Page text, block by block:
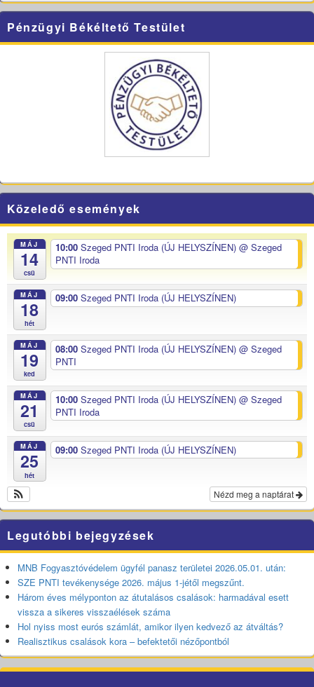
Pénzügyi Békéltető Testület
Közeledő események
MÁJ
14
csü
10:00 Szeged PNTI Iroda (ÚJ HELYSZÍNEN) @ Szeged
PNTI Iroda
MÁJ
18
hét
09:00 Szeged PNTI Iroda (ÚJ HELYSZÍNEN)
MÁJ
19
ked
08:00 Szeged PNTI Iroda (ÚJ HELYSZÍNEN) @ Szeged
PNTI
MÁJ
21
csü
10:00 Szeged PNTI Iroda (ÚJ HELYSZÍNEN) @ Szeged
PNTI Iroda
MÁJ
25
hét
09:00 Szeged PNTI Iroda (ÚJ HELYSZÍNEN)
Nézd meg a naptárat
Legutóbbi bejegyzések
MNB Fogyasztóvédelem ügyfél panasz területei 2026.05.01. után:
SZE PNTI tevékenysége 2026. május 1-jétől megszűnt.
Három éves mélyponton az átutalásos csalások: harmadával esett
vissza a sikeres visszaélések száma
Hol nyiss most eurós számlát, amikor ilyen kedvező az átváltás?
Realisztikus csalások kora – befektetői nézőpontból